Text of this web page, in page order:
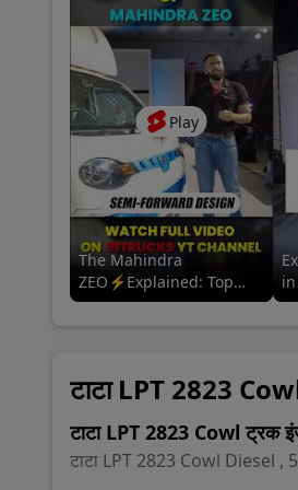
Play
The Mahindra
ZEO⚡Explained: Top
Features & Specs | For
टाटा LPT 2823
टाटा LPT 2823 Cowl ट्रक
टाटा LPT 2823 Cowl Diesel ,